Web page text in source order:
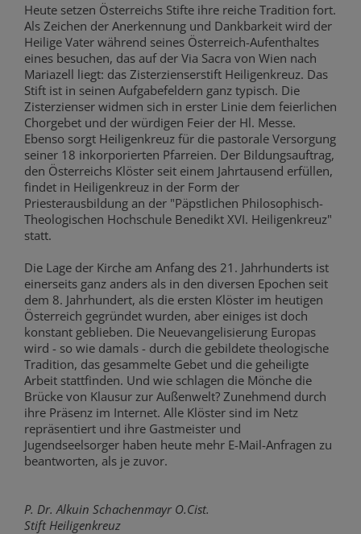
Heute setzen Österreichs Stifte ihre reiche Tradition fort.
Als Zeichen der Anerkennung und Dankbarkeit wird der
Heilige Vater während seines Österreich-Aufenthaltes
eines besuchen, das auf der Via Sacra von Wien nach
Mariazell liegt: das Zisterzienserstift Heiligenkreuz. Das
Stift ist in seinen Aufgabefeldern ganz typisch. Die
Zisterzienser widmen sich in erster Linie dem feierlichen
Chorgebet und der würdigen Feier der Hl. Messe.
Ebenso sorgt Heiligenkreuz für die pastorale Versorgung
seiner 18 inkorporierten Pfarreien. Der Bildungsauftrag,
den Österreichs Klöster seit einem Jahrtausend erfüllen,
findet in Heiligenkreuz in der Form der
Priesterausbildung an der "Päpstlichen Philosophisch-
Theologischen Hochschule Benedikt XVI. Heiligenkreuz"
statt.
Die Lage der Kirche am Anfang des 21. Jahrhunderts ist
einerseits ganz anders als in den diversen Epochen seit
dem 8. Jahrhundert, als die ersten Klöster im heutigen
Österreich gegründet wurden, aber einiges ist doch
konstant geblieben. Die Neuevangelisierung Europas
wird - so wie damals - durch die gebildete theologische
Tradition, das gesammelte Gebet und die geheiligte
Arbeit stattfinden. Und wie schlagen die Mönche die
Brücke von Klausur zur Außenwelt? Zunehmend durch
ihre Präsenz im Internet. Alle Klöster sind im Netz
repräsentiert und ihre Gastmeister und
Jugendseelsorger haben heute mehr E-Mail-Anfragen zu
beantworten, als je zuvor.
P. Dr. Alkuin Schachenmayr O.Cist.
Stift Heiligenkreuz